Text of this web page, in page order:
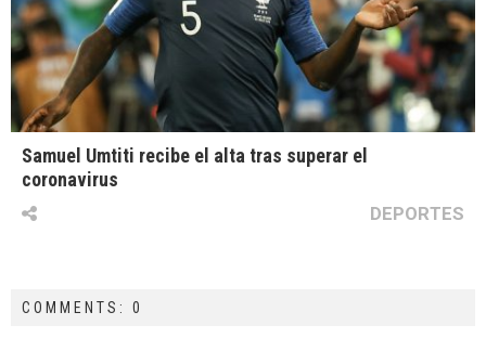
Samuel Umtiti recibe el alta tras superar el
coronavirus
DEPORTES
COMMENTS: 0